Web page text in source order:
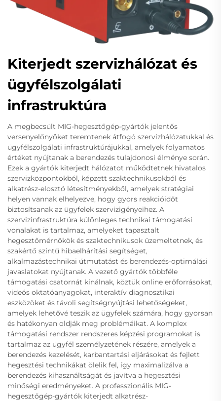
Kiterjedt szervizhálózat és
ügyfélszolgálati
infrastruktúra
A megbecsült MIG-hegesztőgép-gyártók jelentős
versenyelőnyöket teremtenek átfogó szervizhálózatukkal és
ügyfélszolgálati infrastruktúrájukkal, amelyek folyamatos
értéket nyújtanak a berendezés tulajdonosi élménye során.
Ezek a gyártók kiterjedt hálózatot működtetnek hivatalos
szervizközpontokból, képzett szaktechnikusokból és
alkatrész-elosztó létesítményekből, amelyek stratégiai
helyen vannak elhelyezve, hogy gyors reakcióidőt
biztosítsanak az ügyfelek szervizigényeihez. A
szervizinfrastruktúra különleges technikai támogatási
vonalakat is tartalmaz, amelyeket tapasztalt
hegesztőmérnökök és szaktechnikusok üzemeltetnek, és
szakértő szintű hibaelhárítási segítséget,
alkalmazástechnikai útmutatást és berendezés-optimálási
javaslatokat nyújtanak. A vezető gyártók többféle
támogatási csatornát kínálnak, köztük online erőforrásokat,
videós oktatóanyagokat, interaktív diagnosztikai
eszközöket és távoli segítségnyújtási lehetőségeket,
amelyek lehetővé teszik az ügyfelek számára, hogy gyorsan
és hatékonyan oldják meg problémáikat. A komplex
támogatási rendszer rendszeres képzési programokat is
tartalmaz az ügyfél személyzetének részére, amelyek a
berendezés kezelését, karbantartási eljárásokat és fejlett
hegesztési technikákat ölelik fel, így maximalizálva a
berendezés kihasználtságát és javítva a hegesztési
minőségi eredményeket. A professzionális MIG-
hegesztőgép-gyártók kiterjedt alkatrész-